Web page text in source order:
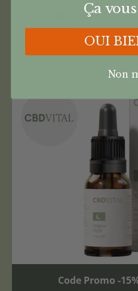
Plus d'infos
Code Promo -
Ça
OUI
Non